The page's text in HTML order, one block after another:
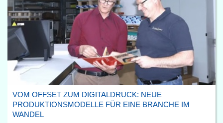
VOM OFFSET ZUM DIGITALDRUCK: NEUE
PRODUKTIONSMODELLE FÜR EINE BRANCHE IM
WANDEL